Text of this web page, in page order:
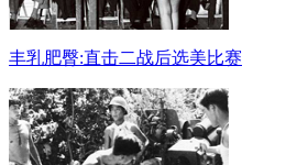
丰乳肥臀:直击二战后选美比赛